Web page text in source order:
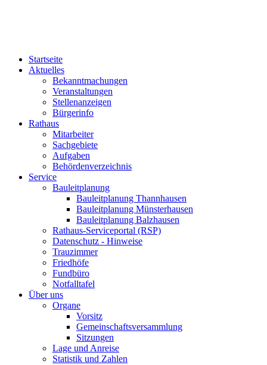
Startseite
Aktuelles
Bekanntmachungen
Veranstaltungen
Stellenanzeigen
Bürgerinfo
Rathaus
Mitarbeiter
Sachgebiete
Aufgaben
Behördenverzeichnis
Service
Bauleitplanung
Bauleitplanung Thannhausen
Bauleitplanung Münsterhausen
Bauleitplanung Balzhausen
Rathaus-Serviceportal (RSP)
Datenschutz - Hinweise
Trauzimmer
Friedhöfe
Fundbüro
Notfalltafel
Über uns
Organe
Vorsitz
Gemeinschaftsversammlung
Sitzungen
Lage und Anreise
Statistik und Zahlen